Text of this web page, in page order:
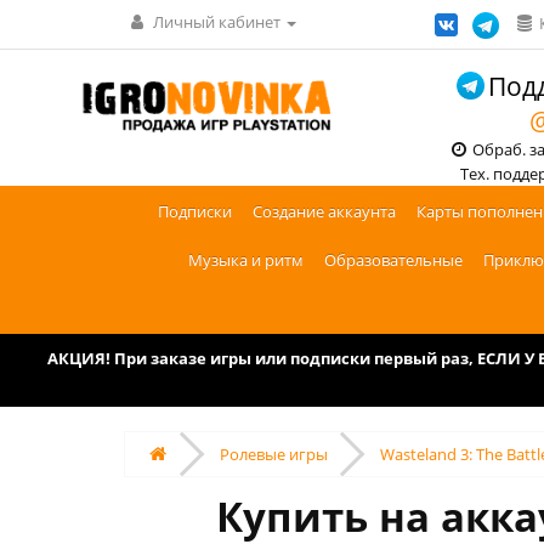
Личный кабинет
Обраб.
Тех.
Подписки
Создание аккаунта Карты
Музыка и ритм Образовательные
АКЦИЯ! При заказе игры или подписки первый раз, ЕСЛИ
Ролевые игры Wasteland 3: The
Купить на